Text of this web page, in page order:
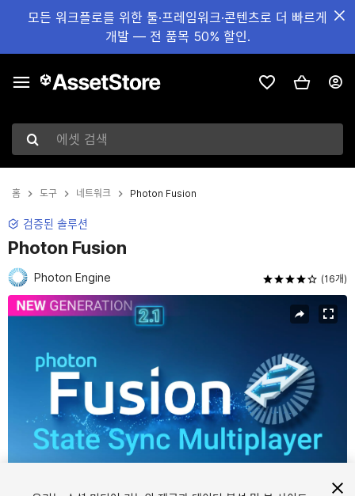
모든 워크플로를 위한 툴·프레임워크·콘텐츠로 더 빠르게
개발 — 전 품목 50% 할인.
에셋 검색
홈 도구 네트워크 Photon Fusion
검증된 솔루션
Photon Fusion
Photon Engine (16개)
현재 슬라이드: 1 / 11